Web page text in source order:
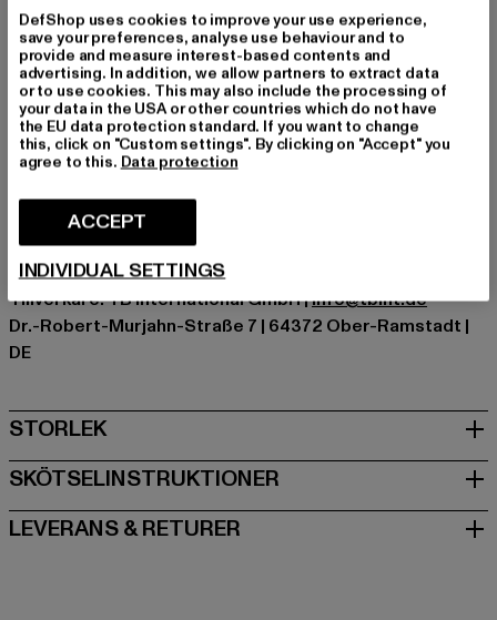
Tillfälle: Vardagskläder, Bekväm, Chill out, Fritid
Detaljer: tryck
Skär: Lös passform
Varumärke: Merchcode
Kategori: T-shirts
Färg: beige
Tillverkarens färg: unionbeige
Materialsammansättning: 100% Bomull
Art.nr: MP0007485-03738
Tillverkare: TB International GmbH |info@tbint.de
Dr.-Robert-Murjahn-Straße 7 | 64372 Ober-Ramstadt |
DE
STORLEK
SKÖTSELINSTRUKTIONER
LEVERANS & RETURER
DefShop uses cookies to improve your use experience,
save your preferences, analyse use behaviour and to
provide and measure interest-based contents and
advertising. In addition, we allow partners to extract data
or to use cookies. This may also include the processing of
your data in the USA or other countries which do not have
the EU data protection standard. If you want to change
this, click on "Custom settings". By clicking on "Accept" you
agree to this. Data protection
ACCEPT
INDIVIDUAL SETTINGS